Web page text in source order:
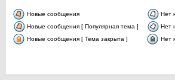
Новые сообщения
Нет
Новые сообщения [ Популярная тема ]
Нет
Новые сообщения [ Тема закрыта ]
Нет